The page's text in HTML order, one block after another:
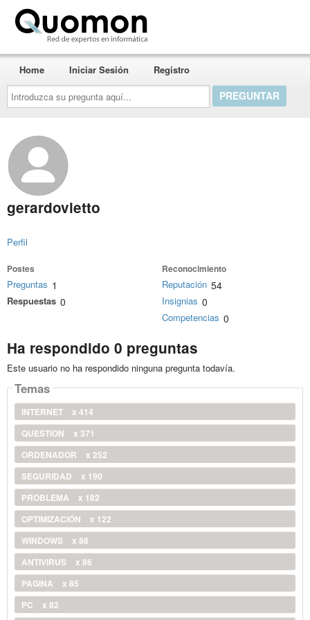
Introduzca
su
pregunta
aquí...
Home Iniciar Sesión Registro
gerardovietto
Perfil
Postes
Preguntas 1
Respuestas 0
Reconocimiento
Reputación 54
Insignias 0
Competencias 0
Ha respondido 0 preguntas
Este usuario no ha respondido ninguna pregunta todavía.
Temas
INTERNET
x 414
QUESTION
x 371
ORDENADOR
x 252
SEGURIDAD
x 190
PROBLEMA
x 182
OPTIMIZACIÓN
x 122
WINDOWS
x 88
ANTIVIRUS
x 86
PAGINA
x 85
PC
x 82